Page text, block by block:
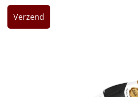
Leuke
Goedkope